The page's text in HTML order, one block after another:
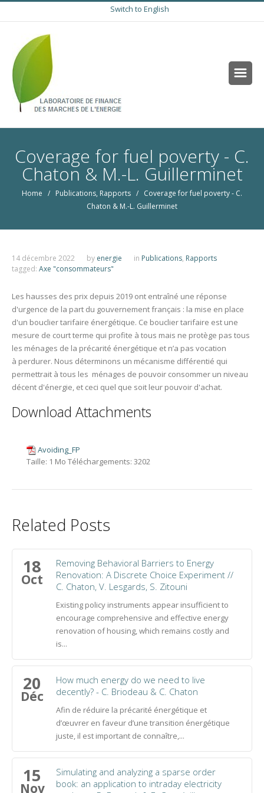
Switch to English
Coverage for fuel poverty - C.
Chaton & M.-L. Guillerminet
Home / Publications, Rapports / Coverage for fuel poverty - C.
Chaton & M.-L. Guillerminet
14 décembre 2022 by energie in Publications, Rapports
tagged: Axe "consommateurs"
Les hausses des prix depuis 2019 ont entraîné une réponse
d'urgence de la part du gouvernement français : la mise en place
d'un bouclier tarifaire énergétique. Ce bouclier tarifaire est une
mesure de court terme qui profite à tous mais ne protège pas tous
les ménages de la précarité énergétique et n’a pas vocation
à perdurer. Nous déterminons un mécanisme différentié qui
permettrait à tous les ménages de pouvoir consommer un niveau
décent d'énergie, et ceci quel que soit leur pouvoir d'achat.
Download Attachments
Avoiding_FP
Taille: 1 Mo Téléchargements: 3202
Related Posts
18
Oct
Removing Behavioral Barriers to Energy
Renovation: A Discrete Choice Experiment //
C. Chaton, V. Lesgards, S. Zitouni
Existing policy instruments appear insufficient to
encourage comprehensive and effective energy
renovation of housing, which remains costly and
is...
20
Déc
How much energy do we need to live
decently? - C. Briodeau & C. Chaton
Afin de réduire la précarité énergétique et
d’œuvrer en faveur d’une transition énergétique
juste, il est important de connaître,...
15
Nov
Simulating and analyzing a sparse order
book: an application to intraday electricity